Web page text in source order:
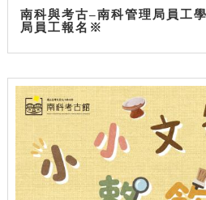
南科與考古–南科管理局員工
局員工報名※